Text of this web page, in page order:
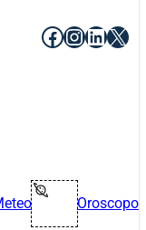
Facebook
X
Oroscopo